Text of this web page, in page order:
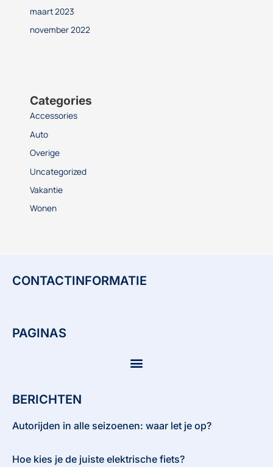
maart 2023
november 2022
Categories
Accessories
Auto
Overige
Uncategorized
Vakantie
Wonen
CONTACTINFORMATIE
PAGINAS
BERICHTEN
Autorijden in alle seizoenen: waar let je op?
Hoe kies je de juiste elektrische fiets?